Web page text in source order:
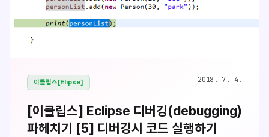
이클립스[Elipse] 2018. 7. 4.
[이클립스] Eclipse 디버깅(debugging)
파헤치기 [5] 디버깅시 코드 실행하기